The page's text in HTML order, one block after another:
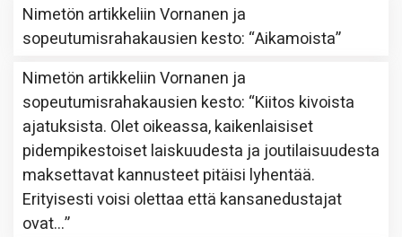
Nimetön artikkeliinVornanen ja
sopeutumisrahakausien kesto: “Aikamoista”
Nimetön artikkeliinVornanen ja
sopeutumisrahakausien kesto: “Kiitos kivoista
ajatuksista. Olet oikeassa, kaikenlaisiset
pidempikestoiset laiskuudesta ja joutilaisuudesta
maksettavat kannusteet pitäisi lyhentää.
Erityisesti voisi olettaa että kansanedustajat
ovat…”